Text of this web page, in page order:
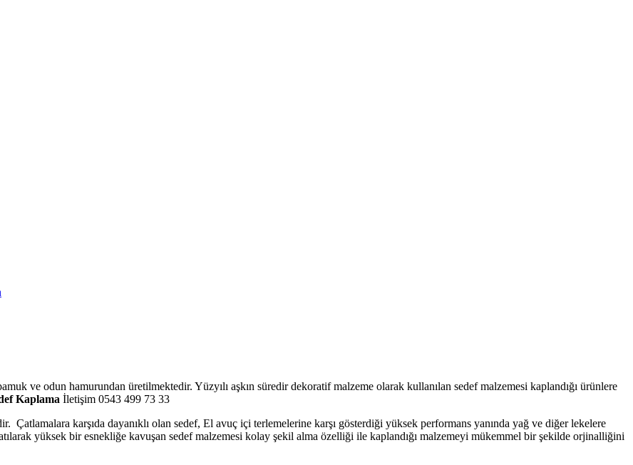
ve odun hamurundan üretilmektedir. Yüzyılı aşkın süredir dekoratif malzeme olarak kullanılan sedef malzemesi kaplandığı ürünlere
Kaplama İletişim 0543 499 73 33
Çatlamalara karşıda dayanıklı olan sedef, El avuç içi terlemelerine karşı gösterdiği yüksek performans yanında yağ ve diğer lekelere
yüksek bir esnekliğe kavuşan sedef malzemesi kolay şekil alma özelliği ile kaplandığı malzemeyi mükemmel bir şekilde orjinalliğini